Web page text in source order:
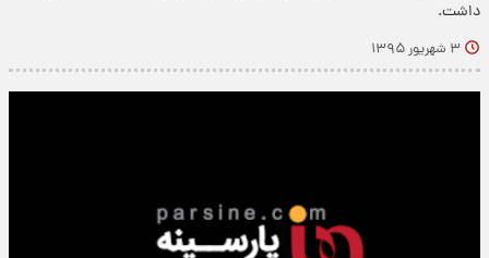
داشت.
۳ شهریور ۱۳۹۵